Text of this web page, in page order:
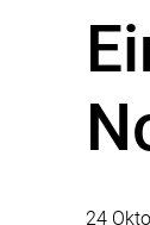
24